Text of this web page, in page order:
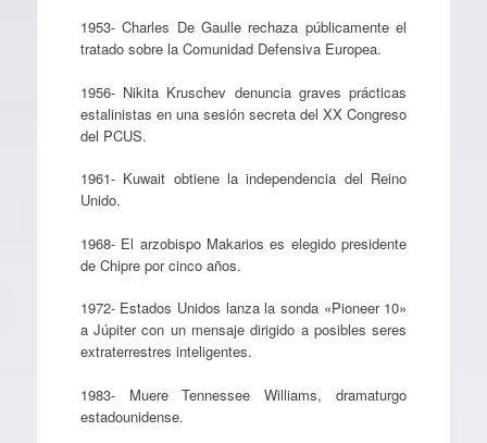
1953- Charles De Gaulle rechaza públicamente el
tratado sobre la Comunidad Defensiva Europea.
1956- Nikita Kruschev denuncia graves prácticas
estalinistas en una sesión secreta del XX Congreso
del PCUS.
1961- Kuwait obtiene la independencia del Reino
Unido.
1968- El arzobispo Makarios es elegido presidente
de Chipre por cinco años.
1972- Estados Unidos lanza la sonda «Pioneer 10»
a Júpiter con un mensaje dirigido a posibles seres
extraterrestres inteligentes.
1983- Muere Tennessee Williams, dramaturgo
estadounidense.